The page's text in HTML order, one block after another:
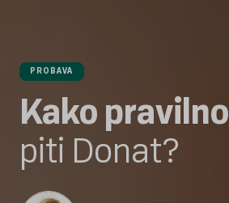
PROBAVA
Kako pravilno
piti Donat?